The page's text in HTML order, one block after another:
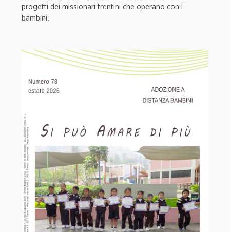
progetti dei missionari trentini che operano con i
bambini.